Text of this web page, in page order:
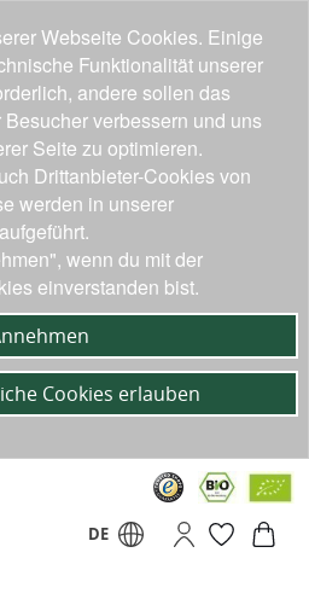
DE
Webseite Cookies. Einige
Funktionalität unserer
andere sollen das
verbessern und uns
Seite zu optimieren.
Drittanbieter-Cookies von
werden in unserer
aufgeführt.
wenn du mit der
einverstanden bist.
Cookies erlauben